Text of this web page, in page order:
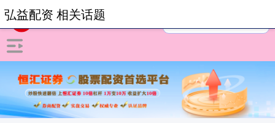
弘益配资 相关话题